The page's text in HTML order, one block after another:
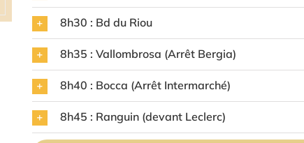
8h30 : Bd du Riou
8h35 : Vallombrosa (Arrêt Bergia)
8h40 : Bocca (Arrêt Intermarché)
8h45 : Ranguin (devant Leclerc)